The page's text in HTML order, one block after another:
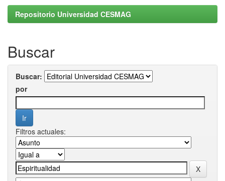
Repositorio Universidad CESMAG
Buscar
Buscar:
por
Filtros actuales: